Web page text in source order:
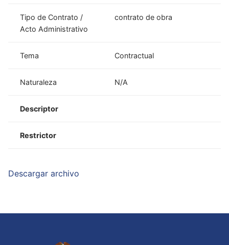
Tipo de Contrato /
Acto Administrativo
contrato de obra
Tema Contractual
Naturaleza N/A
Descriptor
Restrictor
Descargar archivo